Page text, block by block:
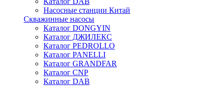
Насосные станции Китай
Скважинные насосы
Каталог DONGYIN
Каталог ДЖИЛЕКС
Каталог PEDROLLO
Каталог PANELLI
Каталог GRANDFAR
Каталог CNP
Каталог DAB